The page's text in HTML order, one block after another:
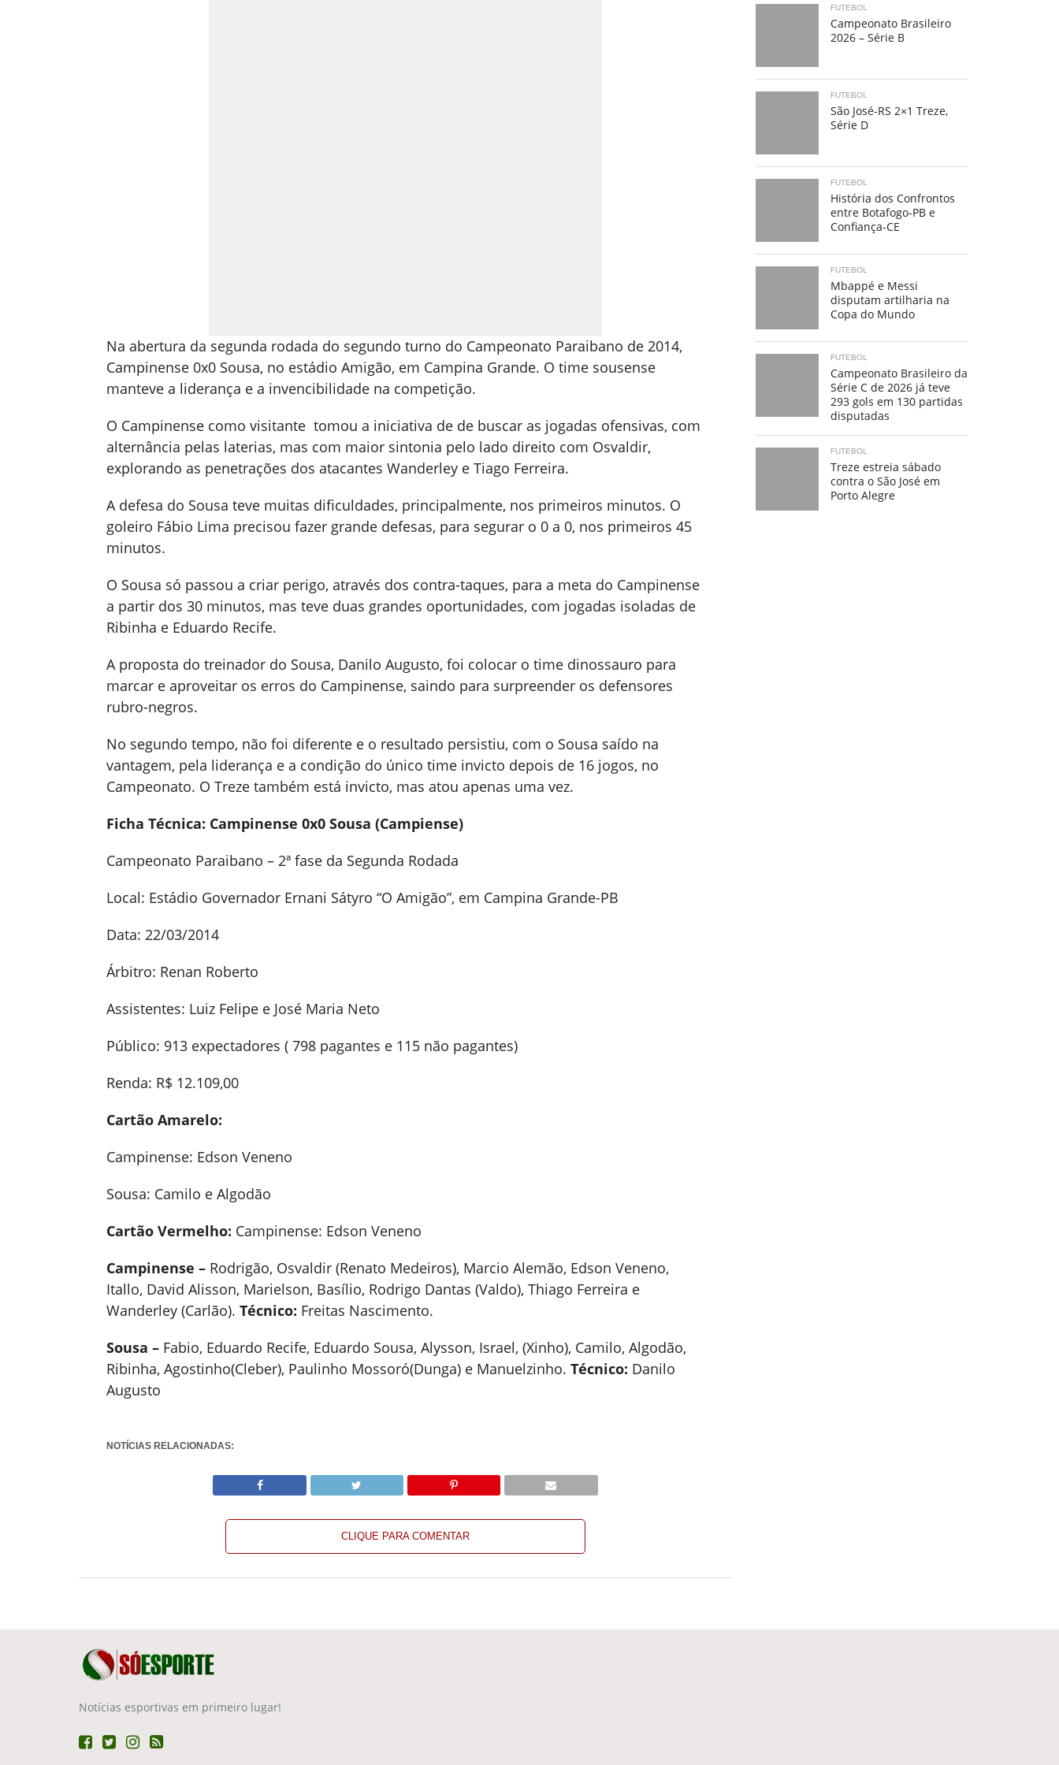
Na abertura da segunda rodada do segundo turno do Campeonato Paraibano de 2014,
Campinense 0x0 Sousa, no estádio Amigão, em Campina Grande. O time sousense
manteve a liderança e a invencibilidade na competição.
O Campinense como visitante tomou a iniciativa de de buscar as jogadas ofensivas, com
alternância pelas laterias, mas com maior sintonia pelo lado direito com Osvaldir,
explorando as penetrações dos atacantes Wanderley e Tiago Ferreira.
A defesa do Sousa teve muitas dificuldades, principalmente, nos primeiros minutos. O
goleiro Fábio Lima precisou fazer grande defesas, para segurar o 0 a 0, nos primeiros 45
minutos.
O Sousa só passou a criar perigo, através dos contra-taques, para a meta do Campinense
a partir dos 30 minutos, mas teve duas grandes oportunidades, com jogadas isoladas de
Ribinha e Eduardo Recife.
A proposta do treinador do Sousa, Danilo Augusto, foi colocar o time dinossauro para
marcar e aproveitar os erros do Campinense, saindo para surpreender os defensores
rubro-negros.
No segundo tempo, não foi diferente e o resultado persistiu, com o Sousa saído na
vantagem, pela liderança e a condição do único time invicto depois de 16 jogos, no
Campeonato. O Treze também está invicto, mas atou apenas uma vez.
Ficha Técnica: Campinense 0x0 Sousa (Campiense)
Campeonato Paraibano – 2ª fase da Segunda Rodada
Local: Estádio Governador Ernani Sátyro “O Amigão”, em Campina Grande-PB
Data: 22/03/2014
Árbitro: Renan Roberto
Assistentes: Luiz Felipe e José Maria Neto
Público: 913 expectadores ( 798 pagantes e 115 não pagantes)
Renda: R$ 12.109,00
Cartão Amarelo:
Campinense: Edson Veneno
Sousa: Camilo e Algodão
Cartão Vermelho: Campinense: Edson Veneno
Campinense – Rodrigão, Osvaldir (Renato Medeiros), Marcio Alemão, Edson Veneno,
Itallo, David Alisson, Marielson, Basílio, Rodrigo Dantas (Valdo), Thiago Ferreira e
Wanderley (Carlão). Técnico: Freitas Nascimento.
Sousa – Fabio, Eduardo Recife, Eduardo Sousa, Alysson, Israel, (Xinho), Camilo, Algodão,
Ribinha, Agostinho(Cleber), Paulinho Mossoró(Dunga) e Manuelzinho. Técnico: Danilo
Augusto
NOTÍCIAS RELACIONADAS:
CLIQUE PARA COMENTAR
FUTEBOL
Campeonato Brasileiro
2026 – Série B
FUTEBOL
São José-RS 2×1 Treze,
Série D
FUTEBOL
História dos Confrontos
entre Botafogo-PB e
Confiança-CE
FUTEBOL
Mbappé e Messi
disputam artilharia na
Copa do Mundo
FUTEBOL
Campeonato Brasileiro da
Série C de 2026 já teve
293 gols em 130 partidas
disputadas
FUTEBOL
Treze estreia sábado
contra o São José em
Porto Alegre
Notícias esportivas em primeiro lugar!